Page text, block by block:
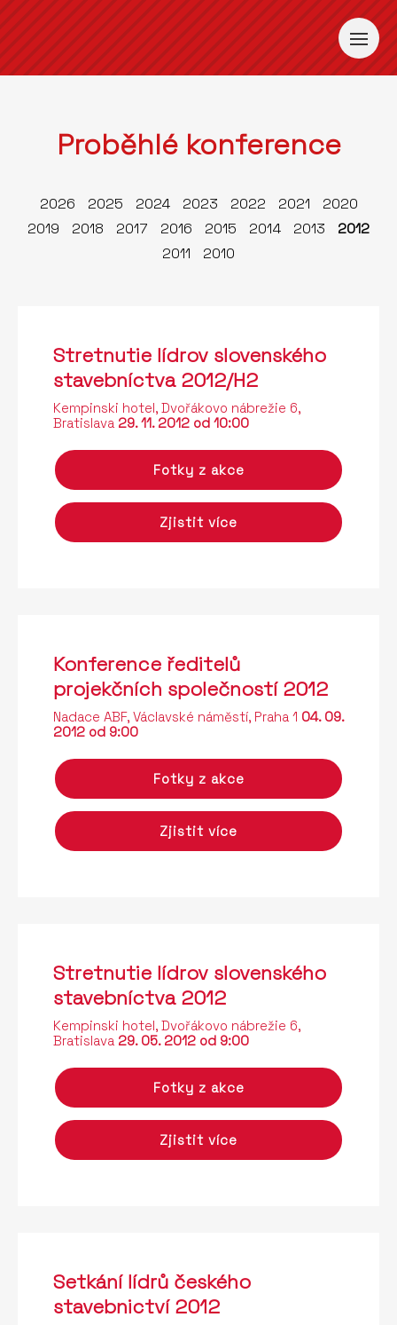
Proběhlé konference
2026 2025 2024 2023 2022 2021
2020
2019
2018 2017 2016 2015 2014 2013
2012
2011
2010
Stretnutie lídrov slovenského
stavebníctva 2012/H2
Kempinski hotel, Dvořákovo nábrežie 6,
Bratislava 29. 11. 2012 od 10:00
Fotky z akce
Zjistit více
Konference ředitelů
projekčních společností 2012
Nadace ABF, Václavské náměstí, Praha 1 04. 09.
2012 od 9:00
Fotky z akce
Zjistit více
Stretnutie lídrov slovenského
stavebníctva 2012
Kempinski hotel, Dvořákovo nábrežie 6,
Bratislava 29. 05. 2012 od 9:00
Fotky z akce
Zjistit více
Setkání lídrů českého
stavebnictví 2012